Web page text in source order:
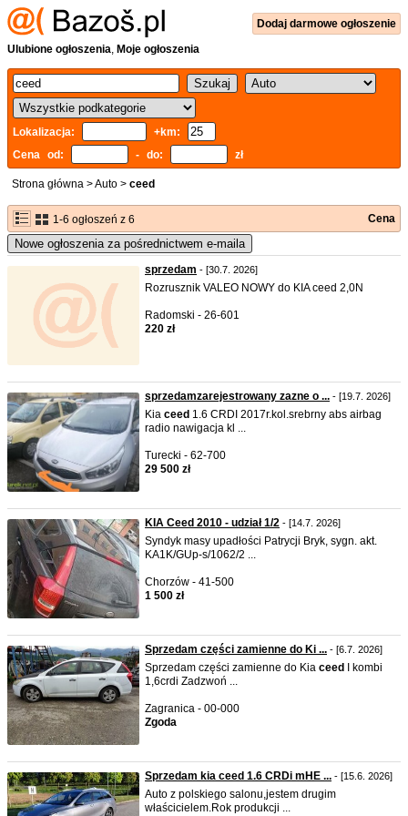
Dodaj darmowe ogłoszenie
Ulubione ogłoszenia, Moje ogłoszenia
Lokalizacja:
+km:
Cena od:
- do: zł
Strona główna >Auto > ceed
1-6 ogłoszeń z 6 Cena
Nowe ogłoszenia za pośrednictwem e-maila
sprzedam - [30.7. 2026]
Rozrusznik VALEO NOWY do KIA ceed 2,0N
Radomski - 26-601
220 zł
sprzedamzarejestrowany zazne o ... - [19.7. 2026]
Kia ceed 1.6 CRDI 2017r.kol.srebrny abs airbag
radio nawigacja kl ...
Turecki - 62-700
29 500 zł
KIA Ceed 2010 - udział 1/2 - [14.7. 2026]
Syndyk masy upadłości Patrycji Bryk, sygn. akt.
KA1K/GUp-s/1062/2 ...
Chorzów - 41-500
1 500 zł
Sprzedam części zamienne do Ki ... - [6.7. 2026]
Sprzedam części zamienne do Kia ceed
I kombi
1,6crdi Zadzwoń ...
Zagranica - 00-000
Zgoda
Sprzedam kia ceed 1.6 CRDi mHE ... - [15.6. 2026]
Auto z polskiego salonu,jestem drugim
właścicielem.Rok produkcji ...